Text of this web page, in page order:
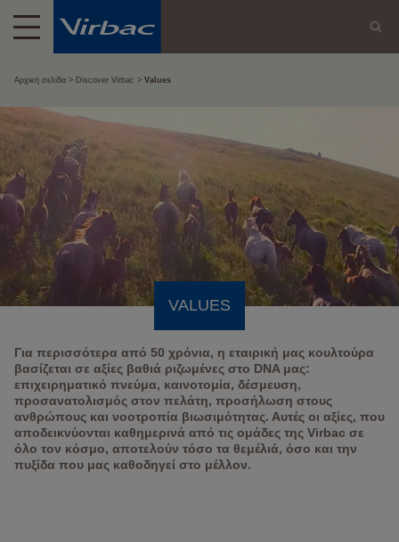
Αρχική σελίδα Discover Virbac Values
VALUES
Για περισσότερα από 50 χρόνια, η εταιρική μας κουλτούρα
βασίζεται σε αξίες βαθιά ριζωμένες στο DNA μας:
επιχειρηματικό πνεύμα, καινοτομία, δέσμευση,
προσανατολισμός στον πελάτη, προσήλωση στους
ανθρώπους και νοοτροπία βιωσιμότητας. Αυτές οι αξίες, που
αποδεικνύονται καθημερινά από τις ομάδες της Virbac σε
όλο τον κόσμο, αποτελούν τόσο τα θεμέλιά, όσο και την
πυξίδα που μας καθοδηγεί στο μέλλον.